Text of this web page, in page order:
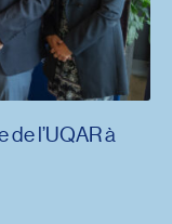
de l’UQAR à